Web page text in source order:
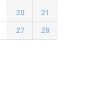
20 21
27 28